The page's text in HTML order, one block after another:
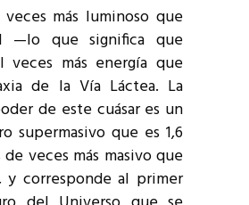
más luminoso que
—lo que significa que
veces más energía que
de la Vía Láctea. La
de este cuásar es un
supermasivo que es 1,6
veces más masivo que
y corresponde al primer